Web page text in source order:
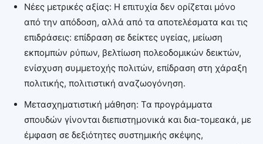
Νέες μετρικές αξίας: Η επιτυχία δεν ορίζεται μόνο
από την απόδοση, αλλά από τα αποτελέσματα και τις
επιδράσεις: επίδραση σε δείκτες υγείας, μείωση
εκπομπών ρύπων, βελτίωση πολεοδομικών δεικτών,
ενίσχυση συμμετοχής πολιτών, επίδραση στη χάραξη
πολιτικής, πολιτιστική αναζωογόνηση.
Μετασχηματιστική μάθηση: Τα προγράμματα
σπουδών γίνονται διεπιστημονικά και δια-τομεακά, με
έμφαση σε δεξιότητες συστημικής σκέψης,